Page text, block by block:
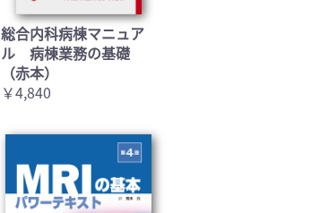
総合内科病棟マニュア
ル 病棟業務の基礎
（赤本）
￥4,840